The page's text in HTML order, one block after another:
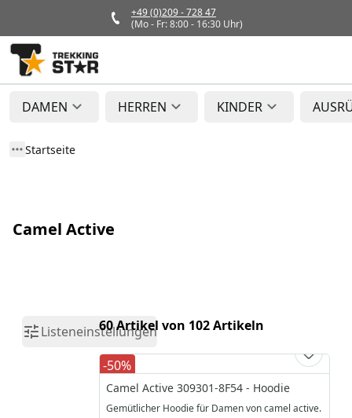
+49 (0)209 - 728 47
(Mo - Fr: 8:00 - 16:30 Uhr)
DAMEN HERREN KINDER
Startseite
Camel Active
Listeneinstellungen60 Artikel von 102 Artikeln
-50%
Camel Active 309301-8F54 - Hoodie
Gemütlicher Hoodie für Damen von camel active.